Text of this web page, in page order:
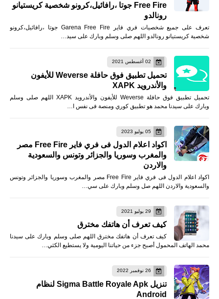
Free Fire جوتا ،رافائيل،كرونو شخصية كريستيانو
رونالدو
تعرف على جميع شخصيات فري فاير Garena Free Fire جوتا ،رافائيل،كرونو
شخصية كريستيانو رونالدو اللهم صلى وسلم وبارك على سيد…
02 أغسطس 2021
تحميل تطبيق فوق حافلة Weverse للأيفون
والأندرويد XAPK
تحميل تطبيق فوق حافلة Weverse للأيفون والأندرويد XAPK اللهم صلى وسلم
وبارك على سيدنا محمد هو تطبيق كوري ومنصة فى نفس ا…
05 يوليو 2023
اكواد اعلام الدول فى فري فاير Free Fire مصر
والمغرب وسوريا والجزائر وتونس والسعودية
والاردن
اكواد اعلام الدول فى فري فاير Free Fire مصر والمغرب وسوريا والجزائر وتونس
والسعودية والاردن اللهم صل وسلم وبارك على سي…
29 يوليو 2021
كيف تعرف أن هاتفك مخترق
كيف تعرف أن هاتفك مخترق اللهم صلى وسلم وبارك على سيدنا
محمد الهاتف المحمول أصبح جزء من حياتنا اليومية ولا يستطيع الكثي…
26 نوفمبر 2022
تنزيل Sigma Battle Royale Apk لنظام
Android